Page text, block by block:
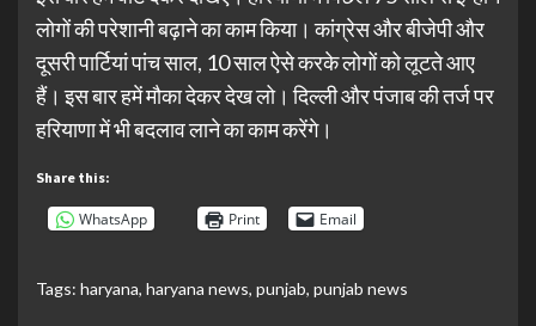
लोगों की परेशानी बढ़ाने का काम किया। कांग्रेस और बीजेपी और
दूसरी पार्टियां पांच साल, 10 साल ऐसे करके लोगों को लूटते आए
हैं। इस बार हमें मौका देकर देख लो। दिल्ली और पंजाब की तर्ज पर
हरियाणा में भी बदलाव लाने का काम करेंगे।
Share this:
WhatsApp Print Email
Tags: haryana, haryana news, punjab, punjab news